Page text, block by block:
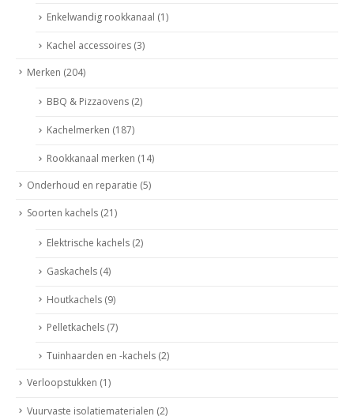
Enkelwandig rookkanaal (1)
Kachel accessoires (3)
Merken (204)
BBQ & Pizzaovens (2)
Kachelmerken (187)
Rookkanaal merken (14)
Onderhoud en reparatie (5)
Soorten kachels (21)
Elektrische kachels (2)
Gaskachels (4)
Houtkachels (9)
Pelletkachels (7)
Tuinhaarden en -kachels (2)
Verloopstukken (1)
Vuurvaste isolatiematerialen (2)